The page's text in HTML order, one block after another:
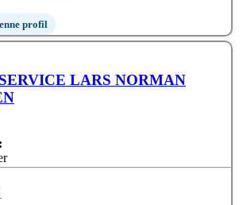
profil
LARS NORMAN